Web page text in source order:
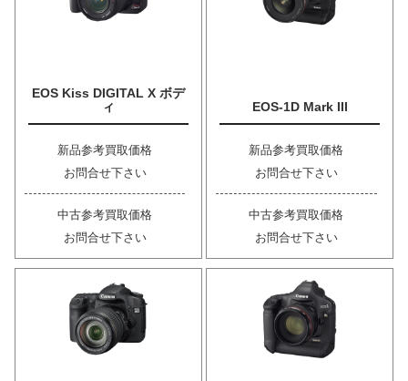
EOS Kiss DIGITAL X ボデ
ィ
新品参考買取価格
お問合せ下さい
中古参考買取価格
お問合せ下さい
EOS-1D Mark III
新品参考買取価格
お問合せ下さい
中古参考買取価格
お問合せ下さい